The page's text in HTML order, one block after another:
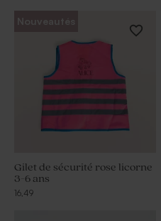
Nouveautés
Gilet de sécurité rose licorne
3-6 ans
16,49